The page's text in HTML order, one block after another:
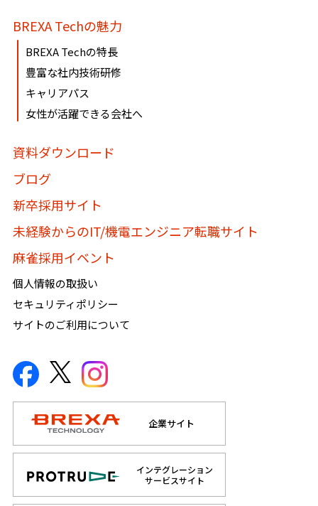
個人情報保護管理者：吉野 貴博
TEL:03-3286-4777 FAX:03-3286-4778
BREXA Techの魅力
BREXA Techの特長
豊富な社内技術研修
キャリアパス
女性が活躍できる会社へ
資料ダウンロード
ブログ
新卒採用サイト
未経験からのIT/機電エンジニア転職サイト
麻雀採用イベント
個人情報の取扱い
セキュリティポリシー
サイトのご利用について
企業サイト
インテグレーション
サービスサイト